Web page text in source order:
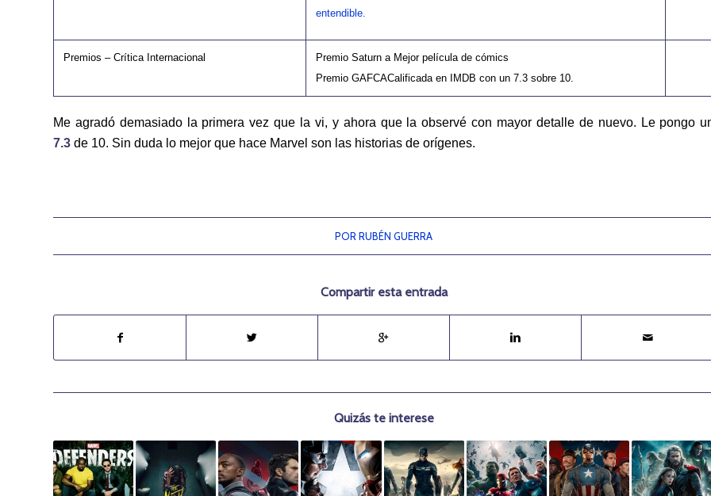
entendible.
Premios – Crítica Internacional
Premio Saturn a Mejor película de cómics
Premio GAFCACalificada en IMDB con un 7.3 sobre 10.
Me agradó demasiado la primera vez que la vi, y ahora que la observé con mayor detalle de nuevo. Le pongo
7.3 de 10. Sin duda lo mejor que hace Marvel son las historias de orígenes.
PORRUBÉN GUERRA
Compartir esta entrada
Quizás te interese